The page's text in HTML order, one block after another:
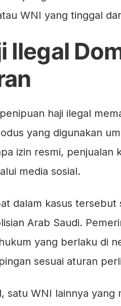
WNI yang tinggal
Ilegal
haji ilegal
yang digunakan
izin resmi, penjualan
media sosial.
dalam kasus tersebut
Arab Saudi.
yang berlaku di
sesuai aturan
satu WNI lainnya